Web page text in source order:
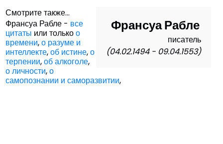
Франсуа Рабле
писатель
(04.02.1494 - 09.04.1553)
Смотрите также...
Франсуа Рабле - все
цитаты или толькоо
времени,о разуме и
интеллекте,об истине,о
терпении,об алкоголе,
о личности,о
самопознании и саморазвитии,